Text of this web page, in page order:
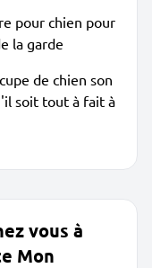
pour chien pour
la garde
de chien son
soit tout à fait à
vous à
Mon